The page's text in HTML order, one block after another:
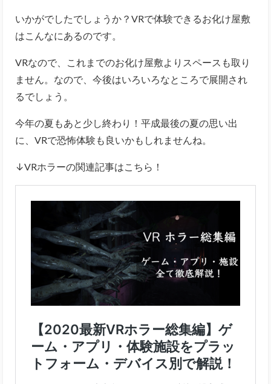
いかがでしたでしょうか？VRで体験できるお化け屋敷
はこんなにあるのです。
VRなので、これまでのお化け屋敷よりスペースも取り
ません。なので、今後はいろいろなところで展開され
るでしょう。
今年の夏もあと少し終わり！平成最後の夏の思い出
に、VRで恐怖体験も良いかもしれませんね。
↓VRホラーの関連記事はこちら！